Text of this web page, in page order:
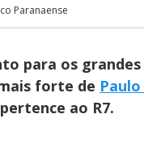
Paranaense
para os grandes
forte de
ao R7.